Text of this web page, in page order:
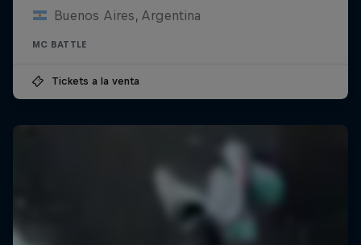
Buenos Aires, Argentina
MC BATTLE
Tickets a la venta